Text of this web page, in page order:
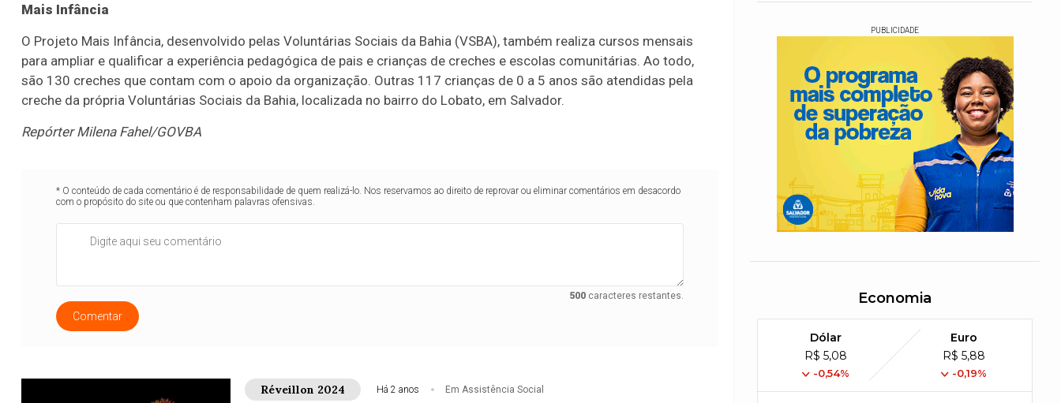
Mais Infância
O Projeto Mais Infância, desenvolvido pelas Voluntárias Sociais da Bahia (VSBA), também realiza cursos mensais
para ampliar e qualificar a experiência pedagógica de pais e crianças de creches e escolas comunitárias. Ao todo,
são 130 creches que contam com o apoio da organização. Outras 117 crianças de 0 a 5 anos são atendidas pela
creche da própria Voluntárias Sociais da Bahia, localizada no bairro do Lobato, em Salvador.
Repórter Milena Fahel/GOVBA
* O conteúdo de cada comentário é de responsabilidade de quem realizá-lo. Nos reservamos ao direito de reprovar ou eliminar comentários em desacordo
com o propósito do site ou que contenham palavras ofensivas.
500caracteres restantes.
Comentar
Réveillon 2024 Há 2 anos Em Assistência Social
PUBLICIDADE
Economia
Dólar
R$ 5,08
-0,54%
Euro
R$ 5,88
-0,19%